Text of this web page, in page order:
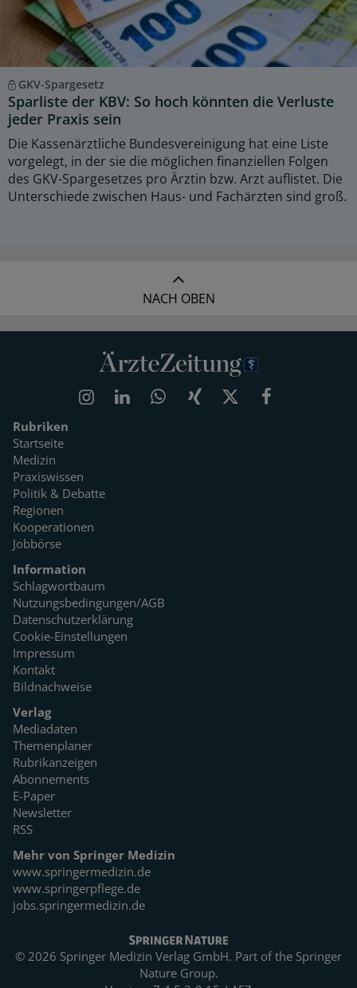
GKV-Spargesetz
Sparliste der KBV: So hoch könnten die Verluste
jeder Praxis sein
Die Kassenärztliche Bundesvereinigung hat eine Liste
vorgelegt, in der sie die möglichen finanziellen Folgen
des GKV-Spargesetzes pro Ärztin bzw. Arzt auflistet. Die
Unterschiede zwischen Haus- und Fachärzten sind groß.
NACH OBEN
Rubriken
Startseite
Medizin
Praxiswissen
Politik & Debatte
Regionen
Kooperationen
Jobbörse
Information
Schlagwortbaum
Nutzungsbedingungen/AGB
Datenschutzerklärung
Cookie-Einstellungen
Impressum
Kontakt
Bildnachweise
Verlag
Mediadaten
Themenplaner
Rubrikanzeigen
Abonnements
E-Paper
Newsletter
RSS
Mehr von Springer Medizin
www.springermedizin.de
www.springerpflege.de
jobs.springermedizin.de
© 2026 Springer Medizin Verlag GmbH. Part of the Springer
Nature Group.